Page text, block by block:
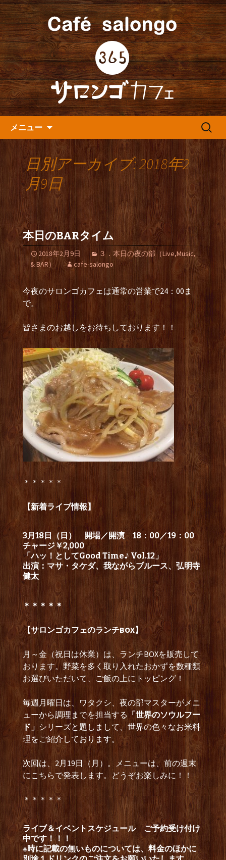
人形町の『365(サロンゴ)カフ
ェ』よりお知らせ
人形町の音楽カフェ『365カフェ』より
最新情報をお届けします。
メニュー
検
日別アーカイブ: 2018年2
月9日
本日のBARタイム
2018年2月9日
３．本日の夜の部（Live,Music,
& BAR）
cafe-salongo
今夜のサロンゴカフェは通常の営業で24：00ま
で。
皆さまのお越しをお待ちしております！！
＊＊＊＊＊
【新着ライブ情報】
3月18日（日） 開場／開演 18：00／19：00
チャージ￥2,000
「ハッ！としてGood Time♪ Vol.12」
出演：マサ・タケダ、我ながらブルース、弘明寺
健太
＊＊＊＊＊
【サロンゴカフェのランチBOX】
月～金（祝日は休業）は、ランチBOXを販売して
おります。野菜を多く取り入れたおかずを数種類
お選びいただいて、ご飯の上にトッピング！
毎週月曜日は、ワタクシ、夜の部マスターがメニ
ューから調理までを担当する 「世界のソウルフー
ド」 シリーズと題しまして、世界の色々なお米料
理をご紹介しております。
次回は、2月19日（月）。メニューは、前の週末
にこちらで発表します。どうぞお楽しみに！！
＊＊＊＊＊
ライブ＆イベントスケジュールご予約受け付け
中です！！！
※時に記載の無いものについては、料金のほかに